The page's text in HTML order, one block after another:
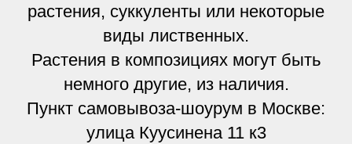
растения, суккуленты или некоторые
виды лиственных.
Растения в композициях могут быть
немного другие, из наличия.
Пункт самовывоза-шоурум в Москве:
улица Куусинена 11 к3